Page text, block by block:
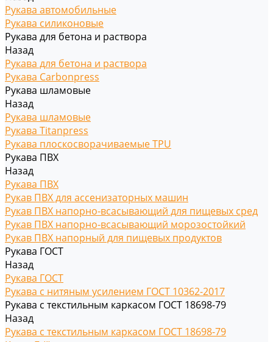
Рукава автомобильные
Рукава силиконовые
Рукава для бетона и раствора
Назад
Рукава для бетона и раствора
Рукава Carbonpress
Рукава шламовые
Назад
Рукава шламовые
Рукава Titanpress
Рукава плоскосворачиваемые TPU
Рукава ПВХ
Назад
Рукава ПВХ
Рукав ПВХ для ассенизаторных машин
Рукав ПВХ напорно-всасывающий для пищевых сред
Рукав ПВХ напорно-всасывающий морозостойкий
Рукав ПВХ напорный для пищевых продуктов
Рукава ГОСТ
Назад
Рукава ГОСТ
Рукава с нитяным усилением ГОСТ 10362-2017
Рукава с текстильным каркасом ГОСТ 18698-79
Назад
Рукава с текстильным каркасом ГОСТ 18698-79